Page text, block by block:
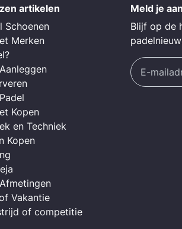
artikelen
Schoenen
Merken
Kopen
en Techniek
Kopen
Vakantie
of competitie
Meld je
Blijf op de